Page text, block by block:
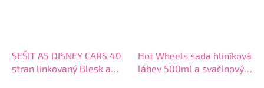
SEŠIT A5 DISNEY CARS 40
stran linkovaný Blesk a
Hot Wheels sada hliníková
láhev 500ml a svačinový